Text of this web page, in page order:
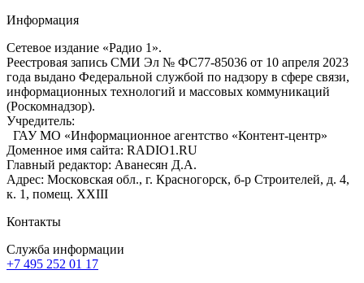
Информация
Сетевое издание «Радио 1».
Реестровая запись СМИ Эл № ФС77-85036 от 10 апреля 2023
года выдано Федеральной службой по надзору в сфере связи,
информационных технологий и массовых коммуникаций
(Роскомнадзор).
Учредитель:
ГАУ МО «Информационное агентство «Контент-центр»
Доменное имя сайта: RADIO1.RU
Главный редактор: Аванесян Д.А.
Адрес: Московская обл., г. Красногорск, б-р Строителей, д. 4,
к. 1, помещ. XXIII
Контакты
Служба информации
+7 495 252 01 17